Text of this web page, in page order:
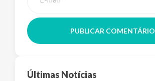
PUBLICAR COMENTÁRIO
Últimas Notícias